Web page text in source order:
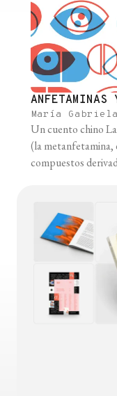
ANFETAMINAS
María
Un cuento chino
(la metanfetamina,
compuestos
la cocaína, los
anfetamina ha [...]